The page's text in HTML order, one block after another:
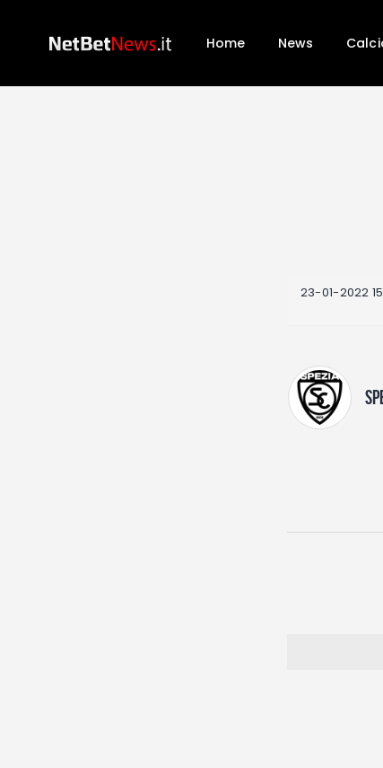
Home News
23-01-2022